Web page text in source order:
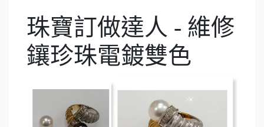
珠寶訂做達人 - 維修
鑲珍珠電鍍雙色